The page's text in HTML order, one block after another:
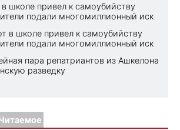
школе привел к самоубийству
подали многомиллионный иск
в школе привел к самоубийству
подали многомиллионный иск
пара репатриантов из Ашкелона
разведку